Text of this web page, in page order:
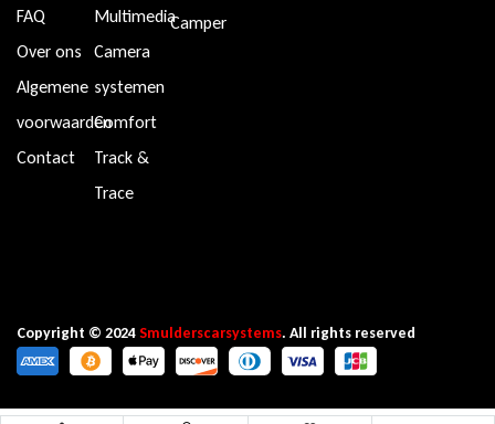
FAQ
Over ons
Algemene
voorwaarden
Contact
Multimedia
Camera
systemen
Comfort
Track &
Trace
Camper
Copyright © 2024Smulderscarsystems. All rights reserved